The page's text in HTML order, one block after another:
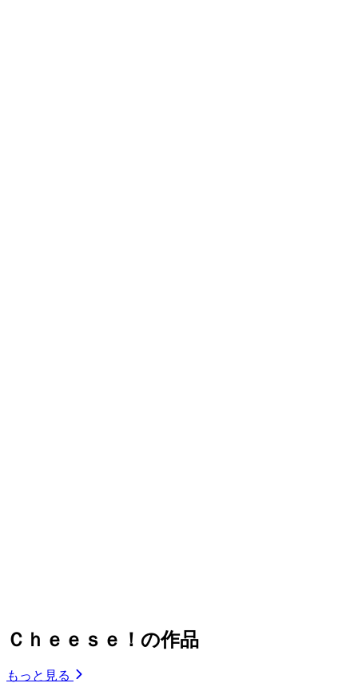
Ｃｈｅｅｓｅ！の作品
もっと見る